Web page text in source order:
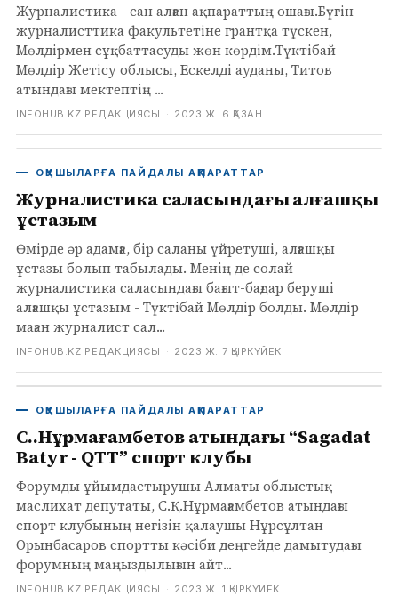
Журналистика - сан алған ақпараттың ошағы.Бүгін
журналисттика факультетіне грантқа түскен,
Мөлдірмен сұқбаттасуды жөн көрдім.Түктібай
Мөлдір Жетісу облысы, Ескелді ауданы, Титов
атындағы мектептің ...
INFOHUB.KZ РЕДАКЦИЯСЫ · 2023 Ж. 6 ҚАЗАН
ОҚУШЫЛАРҒА ПАЙДАЛЫ АҚПАРАТТАР
Журналистика саласындағы алғашқы
ұстазым
Өмірде әр адамға, бір саланы үйретуші, алғашқы
ұстазы болып табылады. Менің де солай
журналистика саласындағы бағыт-бағдар беруші
алғашқы ұстазым - Түктібай Мөлдір болды. Мөлдір
маған журналист сал...
INFOHUB.KZ РЕДАКЦИЯСЫ · 2023 Ж. 7 ҚЫРКҮЙЕК
ОҚУШЫЛАРҒА ПАЙДАЛЫ АҚПАРАТТАР
С.Қ.Нұрмағамбетов атындағы “Sagadat
Batyr - QTT” спорт клубы
Форумды ұйымдастырушы Алматы облыстық
маслихат депутаты, С.Қ.Нұрмағамбетов атындағы
спорт клубының негізін қалаушы Нұрсұлтан
Орынбасаров спортты кәсіби деңгейде дамытудағы
форумның маңыздылығын айт...
INFOHUB.KZ РЕДАКЦИЯСЫ · 2023 Ж. 1 ҚЫРКҮЙЕК